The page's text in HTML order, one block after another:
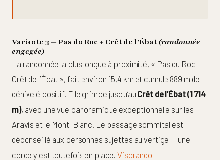
Variante 3 — Pas du Roc + Crêt de l’Ébat(randonnée
engagée)
La randonnée la plus longue à proximité, « Pas du Roc –
Crêt de l’Ébat », fait environ 15,4 km et cumule 889 m de
dénivelé positif. Elle grimpe jusqu’au Crêt de l’Ébat (1 714
m), avec une vue panoramique exceptionnelle sur les
Aravis et le Mont-Blanc. Le passage sommital est
déconseillé aux personnes sujettes au vertige — une
corde y est toutefois en place. Visorando